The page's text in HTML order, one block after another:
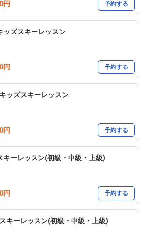
円 予約する
ッズスキーレッスン
円 予約する
ッズスキーレッスン
円 予約する
キーレッスン(初級・中級・上級)
円 予約する
キーレッスン(初級・中級・上級)